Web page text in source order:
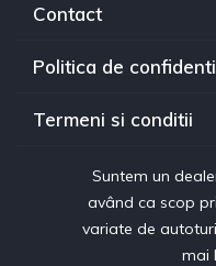
Contact
Politica de
Termeni si conditii
Suntem un
având ca scop
variate de
mai